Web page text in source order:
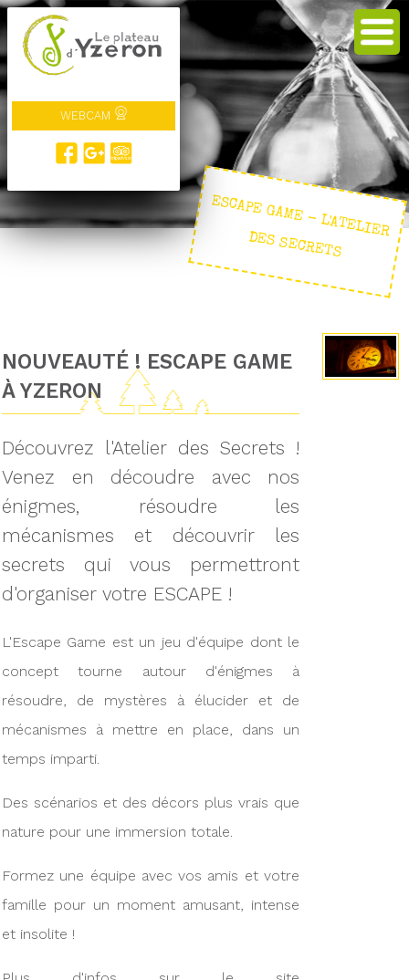
WEBCAM
ESCAPE GAM
E - L'ATELIER
DES SECRETS
NOUVEAUTÉ ! ESCAPE GAME
À YZERON
Découvrez l'Atelier des Secrets !
Venez en découdre avec nos
énigmes, résoudre les
mécanismes et découvrir les
secrets qui vous permettront
d'organiser votre ESCAPE !
L'Escape Game est un jeu d'équipe dont le
concept tourne autour d'énigmes à
résoudre, de mystères à élucider et de
mécanismes à mettre en place, dans un
temps imparti.
Des scénarios et des décors plus vrais que
nature pour une immersion totale.
Formez une équipe avec vos amis et votre
famille pour un moment amusant, intense
et insolite !